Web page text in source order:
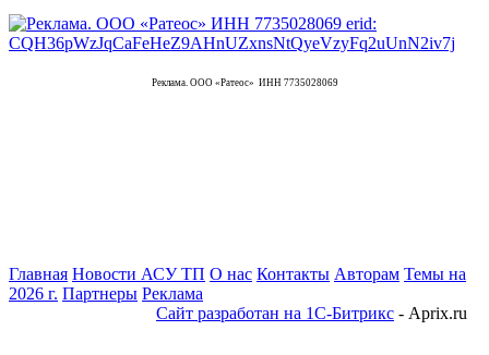
Реклама. ООО «Ратеос» ИНН 7735028069
Главная Новости АСУ ТП О нас Контакты Авторам Темы на
2026 г. Партнеры Реклама
Сайт разработан на 1С-Битрикс - Aprix.ru